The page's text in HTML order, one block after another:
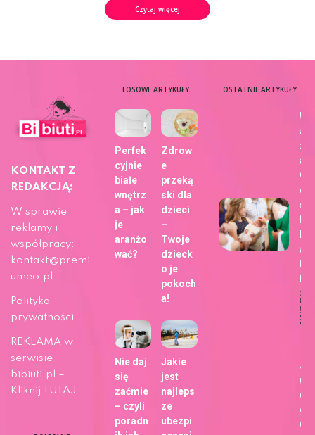
Czytaj więcej
KONTAKT Z
REDAKCJĄ:
W sprawie
reklamy i
współpracy:
kontakt@premi
umeo.pl
Polityka
prywatności
REKLAMA w
serwisie
bibiuti.pl –
Kliknij TUTAJ
LOSOWE ARTYKUŁY
Perfek
cyjnie
białe
wnętrz
a – jak
je
aranżo
wać?
Zdrow
e
przeką
ski dla
dzieci
–
Twoje
dzieck
o je
pokoch
a!
Nie daj
się
zaćmie
– czyli
poradn
Jakie
jest
najleps
ze
ubezpi
OSTATNIE ARTYKUŁY
aj
a
dla
29